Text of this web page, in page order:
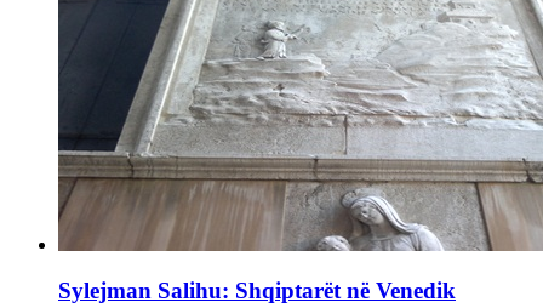
Sylejman Salihu: Shqiptarët në Venedik